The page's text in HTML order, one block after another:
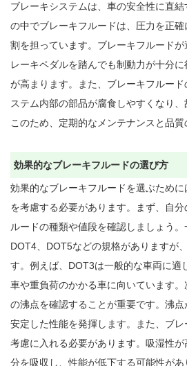
ブレーキシステムは、車の安全性に直
の中でブレーキフルードは、圧力を正
割を担っています。ブレーキフルード
レーキペダルを踏んでも制動力が十分
が高まります。また、ブレーキフルー
ステム内部の部品が腐食しやすくなり、
このため、定期的なメンテナンスと品質
効果的なブレーキフルードの選び方
効果的なブレーキフルードを選ぶため
を考慮する必要があります。まず、自
ルードの種類や値段を確認しましょう。
DOT4、DOT5などの規格がありますが
す。例えば、DOT3は一般的な車両に適
車や重負荷のかかる車に向いています
の沸点を確認することが重要です。沸
安定した性能を発揮します。また、ブ
考慮に入れる必要があります。吸湿性
分を吸収し、性能が低下する可能性が